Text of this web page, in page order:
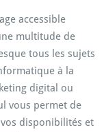
accessible
multitude de
tous les sujets
à la
digital ou
vous permet de
disponibilités et